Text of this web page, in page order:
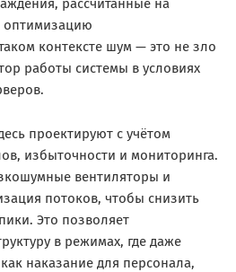
рассчитанные на
оптимизацию
контексте шум — это не зло
работы системы в условиях
проектируют с учётом
избыточности и мониторинга.
вентиляторы и
потоков, чтобы снизить
Это позволяет
в режимах, где даже
наказание для персонала,